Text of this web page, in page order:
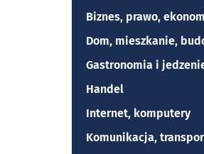
Biznes, prawo,
Dom, mieszkanie,
Gastronomia i
Handel
Internet, komputery
Komunikacja,